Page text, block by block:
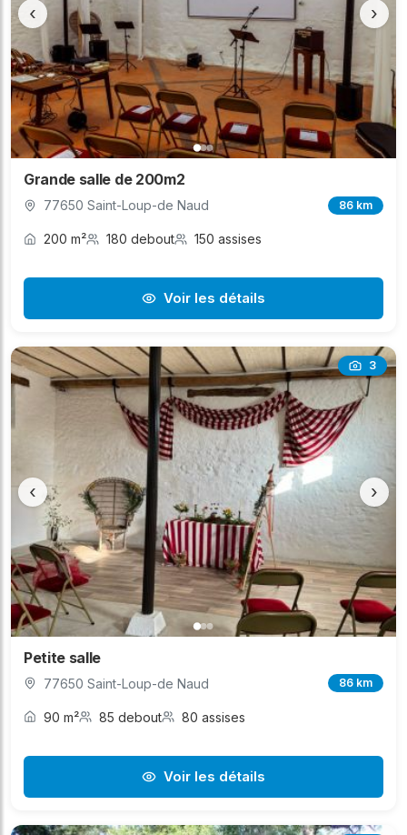
‹ ›
Grande salle de 200m2
77650 Saint-Loup-de Naud 86 km
200 m² 180 debout 150 assises
Voir les détails
3
‹ ›
Petite salle
77650 Saint-Loup-de Naud 86 km
90 m² 85 debout 80 assises
Voir les détails